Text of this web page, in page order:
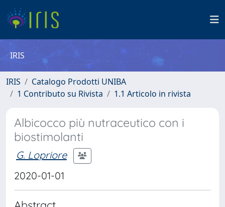
IRIS
IRIS
Catalogo Prodotti UNIBA
1 Contributo su Rivista
1.1 Articolo in rivista
Albicocco più nutraceutico con i
biostimolanti
G. Lopriore
2020-01-01